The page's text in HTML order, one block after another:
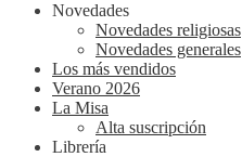
Novedades
Novedades religiosas
Novedades generales
Los más vendidos
Verano 2026
La Misa
Alta suscripción
Librería